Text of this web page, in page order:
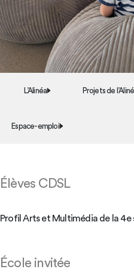
L’Alinéa Projets de
Espace-emploi
Élèves CDSL
Profil Arts et Multimédia de la 4e
École invitée